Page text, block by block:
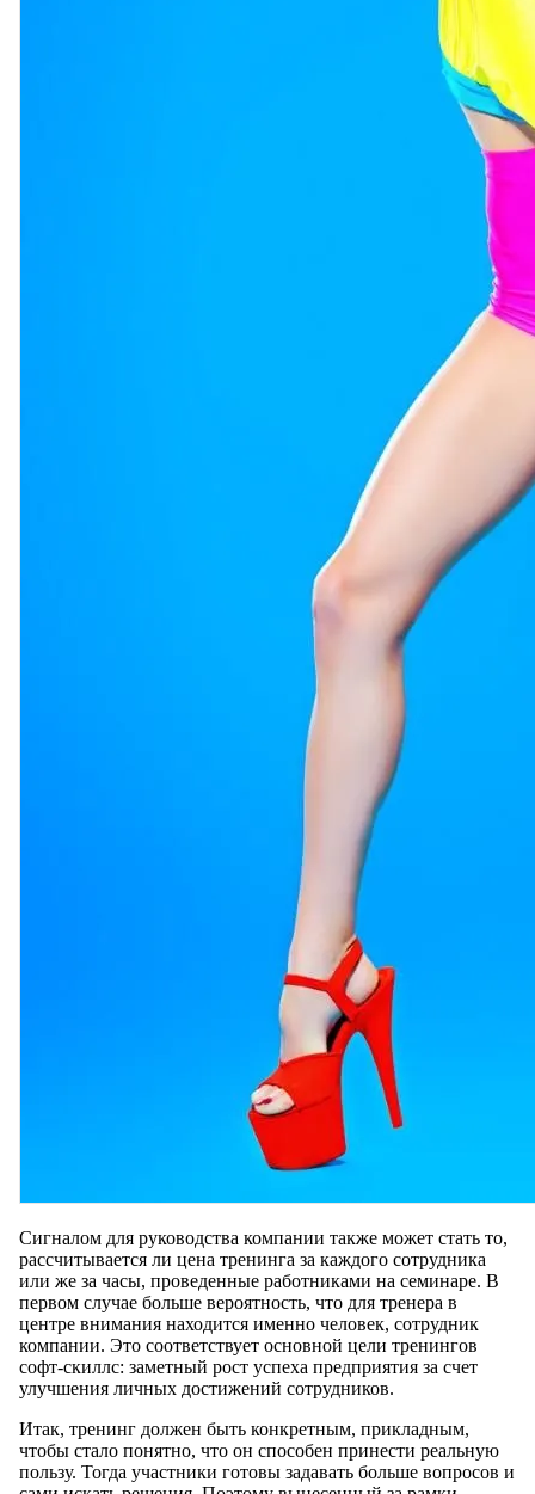
Сигналом для руководства компании также может стать то,
рассчитывается ли цена тренинга за каждого сотрудника
или же за часы, проведенные работниками на семинаре. В
первом случае больше вероятность, что для тренера в
центре внимания находится именно человек, сотрудник
компании. Это соответствует основной цели тренингов
софт-скиллс: заметный рост успеха предприятия за счет
улучшения личных достижений сотрудников.
Итак, тренинг должен быть конкретным, прикладным,
чтобы стало понятно, что он способен принести реальную
пользу. Тогда участники готовы задавать больше вопросов и